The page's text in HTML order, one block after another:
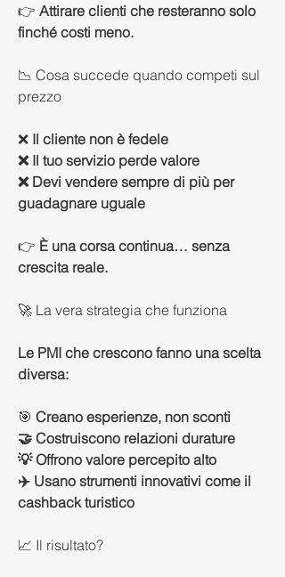
👉 Attirare clienti che resteranno solo
finché costi meno.
📉 Cosa succede quando competi sul
prezzo
❌ Il cliente non è fedele
❌ Il tuo servizio perde valore
❌ Devi vendere sempre di più per
guadagnare uguale
👉 È una corsa continua… senza
crescita reale.
🚀 La vera strategia che funziona
Le PMI che crescono fanno una scelta
diversa:
🎯 Creano esperienze, non sconti
🤝 Costruiscono relazioni durature
💡 Offrono valore percepito alto
✈️ Usano strumenti innovativi come il
cashback turistico
📈 Il risultato?